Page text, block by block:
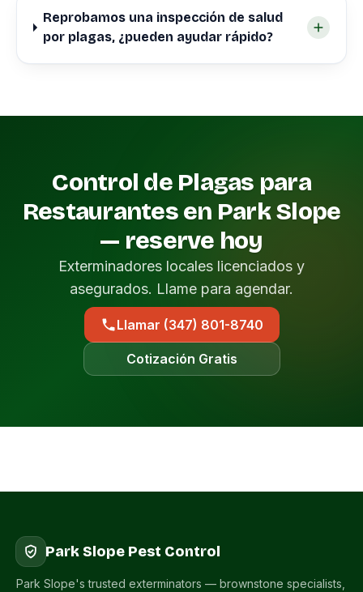
Reprobamos una inspección de salud
por plagas, ¿pueden ayudar rápido?
Control de Plagas para
Restaurantes en Park Slope
— reserve hoy
Exterminadores locales licenciados y
asegurados. Llame para agendar.
Llamar (347) 801-8740
Cotización Gratis
Park Slope Pest Control
Park Slope's trusted exterminators — brownstone specialists,